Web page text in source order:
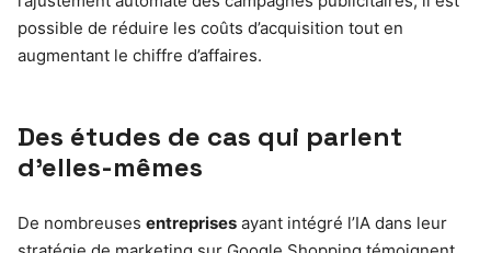
possible de réduire les coûts d’acquisition tout en
augmentant le chiffre d’affaires.
Des études de cas qui parlent
d’elles-mêmes
De nombreuses entreprises ayant intégré l’IA dans leur